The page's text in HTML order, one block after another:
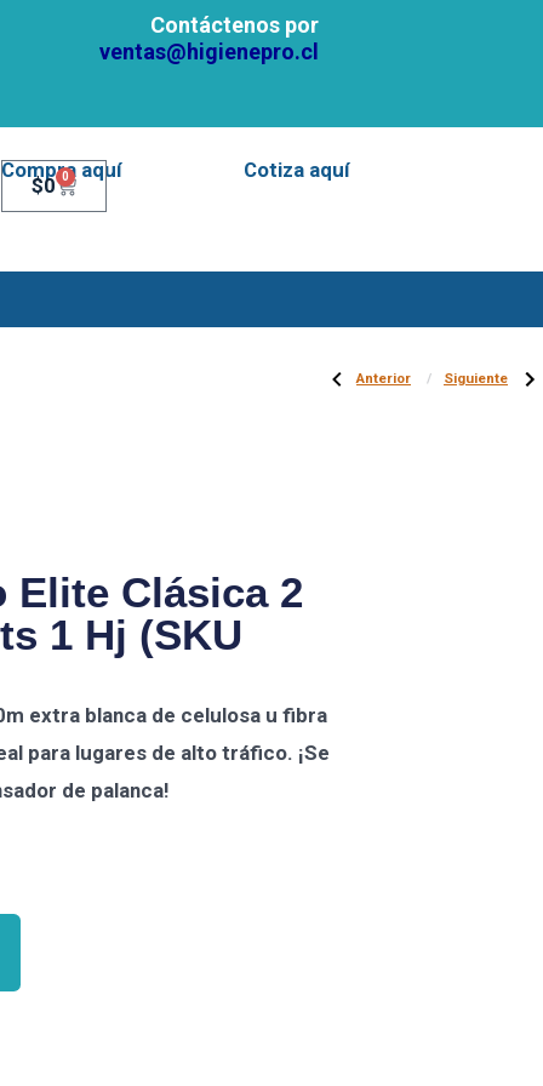
Contáctenos por
ventas@higienepro.cl
Compra aquí
$0 0 Cotiza aquí
Anterior Siguiente
Elite Clásica 2
1 Hj (SKU
extra blanca de celulosa u fibra
para lugares de alto tráfico. ¡Se
de palanca!